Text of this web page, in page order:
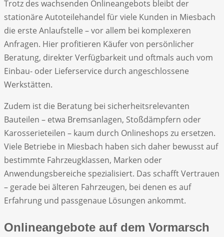
Trotz des wachsenden Onlineangebots bleibt der
stationäre Autoteilehandel für viele Kunden in Miesbach
die erste Anlaufstelle – vor allem bei komplexeren
Anfragen. Hier profitieren Käufer von persönlicher
Beratung, direkter Verfügbarkeit und oftmals auch vom
Einbau- oder Lieferservice durch angeschlossene
Werkstätten.
Zudem ist die Beratung bei sicherheitsrelevanten
Bauteilen – etwa Bremsanlagen, Stoßdämpfern oder
Karosserieteilen – kaum durch Onlineshops zu ersetzen.
Viele Betriebe in Miesbach haben sich daher bewusst auf
bestimmte Fahrzeugklassen, Marken oder
Anwendungsbereiche spezialisiert. Das schafft Vertrauen
– gerade bei älteren Fahrzeugen, bei denen es auf
Erfahrung und passgenaue Lösungen ankommt.
Onlineangebote auf dem Vormarsch